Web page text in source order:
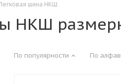
шина НКШ
НКШ
По популярности По